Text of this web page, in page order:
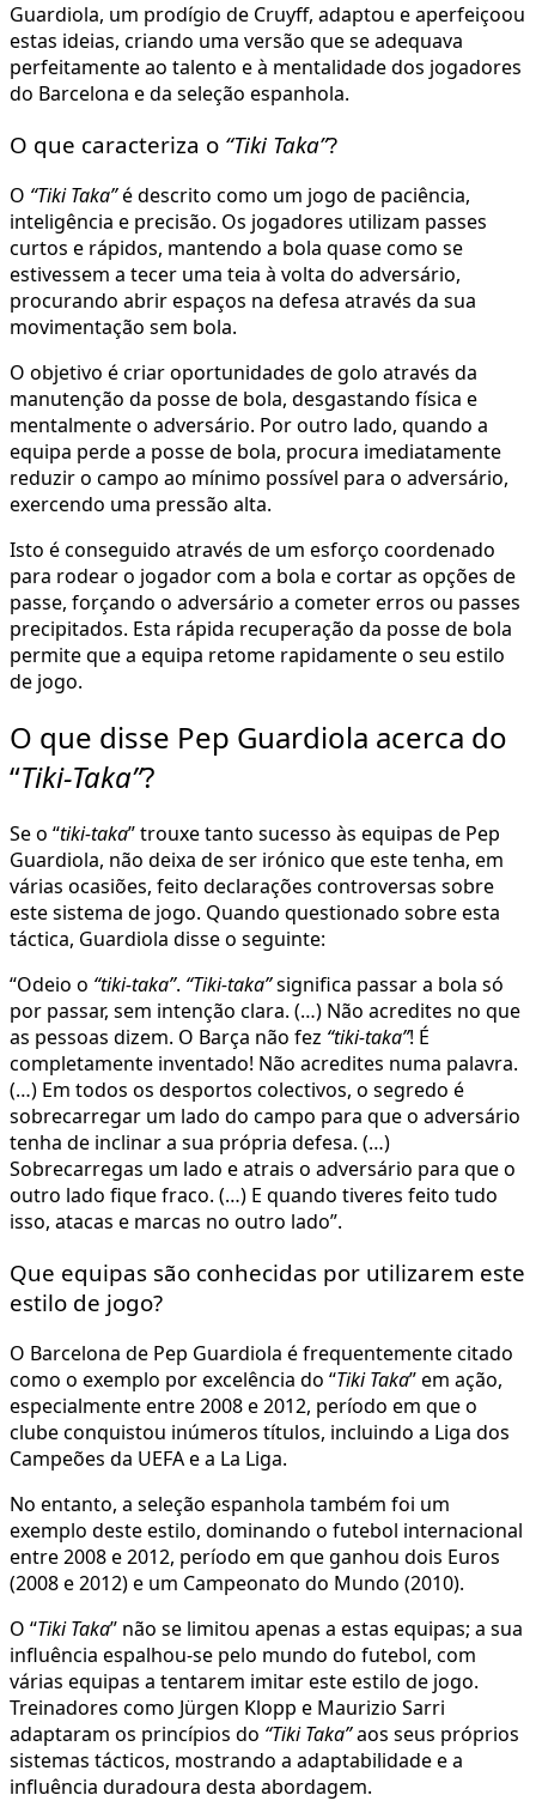
Guardiola, um prodígio de Cruyff, adaptou e aperfeiçoou
estas ideias, criando uma versão que se adequava
perfeitamente ao talento e à mentalidade dos jogadores
do Barcelona e da seleção espanhola.
O que caracteriza o “Tiki Taka”?
O “Tiki Taka”é descrito como um jogo de paciência,
inteligência e precisão. Os jogadores utilizam passes
curtos e rápidos, mantendo a bola quase como se
estivessem a tecer uma teia à volta do adversário,
procurando abrir espaços na defesa através da sua
movimentação sem bola.
O objetivo é criar oportunidades de golo através da
manutenção da posse de bola, desgastando física e
mentalmente o adversário. Por outro lado, quando a
equipa perde a posse de bola, procura imediatamente
reduzir o campo ao mínimo possível para o adversário,
exercendo uma pressão alta.
Isto é conseguido através de um esforço coordenado
para rodear o jogador com a bola e cortar as opções de
passe, forçando o adversário a cometer erros ou passes
precipitados. Esta rápida recuperação da posse de bola
permite que a equipa retome rapidamente o seu estilo
de jogo.
O que disse Pep Guardiola acerca do
“Tiki-Taka”?
Se o “tiki-taka” trouxe tanto sucesso às equipas de Pep
Guardiola, não deixa de ser irónico que este tenha, em
várias ocasiões, feito declarações controversas sobre
este sistema de jogo. Quando questionado sobre esta
táctica, Guardiola disse o seguinte:
“Odeio o “tiki-taka”. “Tiki-taka”significa passar a bola só
por passar, sem intenção clara. (…) Não acredites no que
as pessoas dizem. O Barça não fez “tiki-taka”! É
completamente inventado! Não acredites numa palavra.
(…) Em todos os desportos colectivos, o segredo é
sobrecarregar um lado do campo para que o adversário
tenha de inclinar a sua própria defesa. (…)
Sobrecarregas um lado e atrais o adversário para que o
outro lado fique fraco. (…) E quando tiveres feito tudo
isso, atacas e marcas no outro lado”.
Que equipas são conhecidas por utilizarem este
estilo de jogo?
O Barcelona de Pep Guardiola é frequentemente citado
como o exemplo por excelência do “Tiki Taka” em ação,
especialmente entre 2008 e 2012, período em que o
clube conquistou inúmeros títulos, incluindo a Liga dos
Campeões da UEFA e a La Liga.
No entanto, a seleção espanhola também foi um
exemplo deste estilo, dominando o futebol internacional
entre 2008 e 2012, período em que ganhou dois Euros
(2008 e 2012) e um Campeonato do Mundo (2010).
O “Tiki Taka” não se limitou apenas a estas equipas; a sua
influência espalhou-se pelo mundo do futebol, com
várias equipas a tentarem imitar este estilo de jogo.
Treinadores como Jürgen Klopp e Maurizio Sarri
adaptaram os princípios do “Tiki Taka”aos seus próprios
sistemas tácticos, mostrando a adaptabilidade e a
influência duradoura desta abordagem.